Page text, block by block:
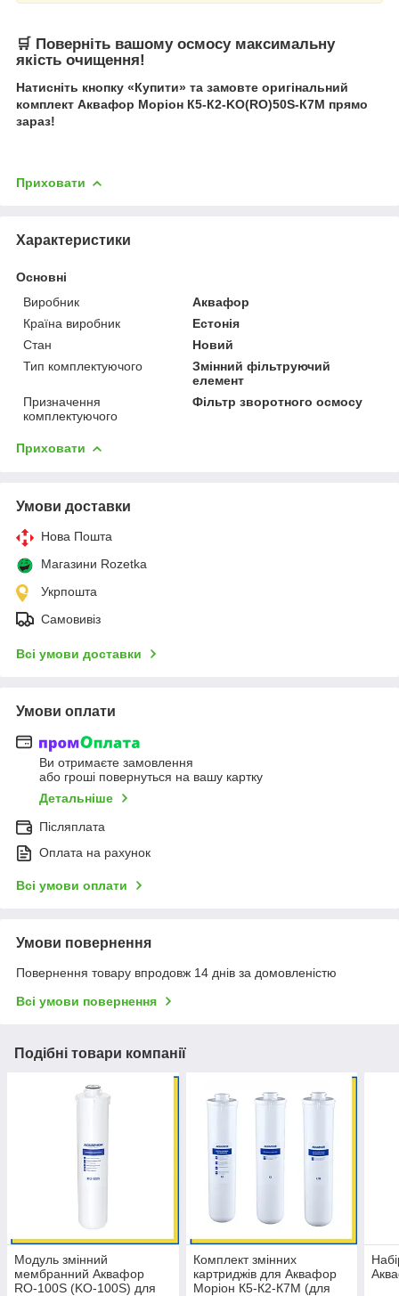
🛒 Поверніть вашому осмосу максимальну
якість очищення!
Натисніть кнопку «Купити» та замовте оригінальний
комплект Аквафор Моріон К5-К2-KO(RO)50S-К7М прямо
зараз!
Приховати
Характеристики
Основні
Виробник
Аквафор
Країна виробник
Естонія
Стан
Новий
Тип комплектуючого
Змінний фільтруючий
елемент
Призначення
комплектуючого
Фільтр зворотного осмосу
Приховати
Умови доставки
Нова Пошта
Магазини Rozetka
Укрпошта
Самовивіз
Всі умови доставки
Умови оплати
Ви отримаєте замовлення
або гроші повернуться на вашу картку
Детальніше
Післяплата
Оплата на рахунок
Всі умови оплати
Умови повернення
Повернення товару впродовж 14 днів за домовленістю
Всі умови повернення
Подібні товари компанії
Модуль змінний
мембранний Аквафор
RО-100S (KО-100S) для
Комплект змінних
картриджів для Аквафор
Моріон К5-К2-К7М (для